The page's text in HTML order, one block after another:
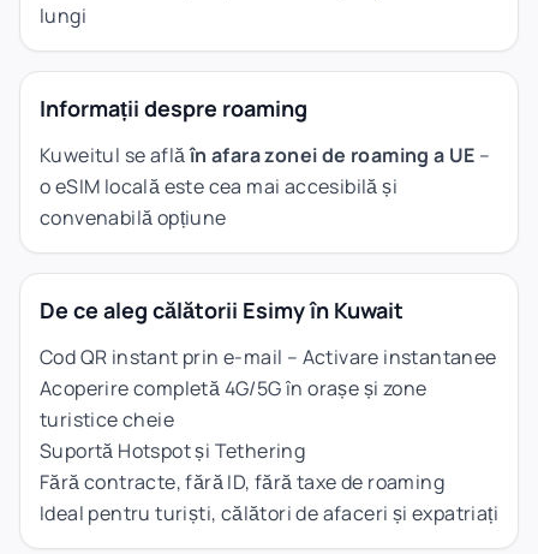
lungi
Informații despre roaming
Kuweitul se aflăîn afara zonei de roaming a UE –
o eSIM locală este cea mai accesibilă și
convenabilă opțiune
De ce aleg călătorii Esimy în Kuwait
Cod QR instant prin e-mail – Activare instantanee
Acoperire completă 4G/5G în orașe și zone
turistice cheie
Suportă Hotspot și Tethering
Fără contracte, fără ID, fără taxe de roaming
Ideal pentru turiști, călători de afaceri și expatriați